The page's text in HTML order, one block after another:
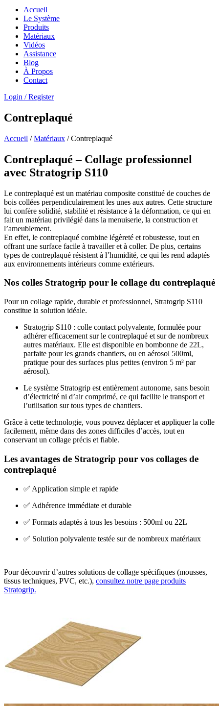
Accueil
Le Système
Produits
Matériaux
Vidéos
Assistance
Blog
À Propos
Contact
Login / Register
Contreplaqué
Accueil /Matériaux /Contreplaqué
Contreplaqué – Collage professionnel
avec Stratogrip S110
Le contreplaqué est un matériau composite constitué de couches de
bois collées perpendiculairement les unes aux autres. Cette structure
lui confère solidité, stabilité et résistance à la déformation, ce qui en
fait un matériau privilégié dans la menuiserie, la construction et
l’ameublement.
En effet, le contreplaqué combine légèreté et robustesse, tout en
offrant une surface facile à travailler et à coller. De plus, certains
types de contreplaqué résistent à l’humidité, ce qui les rend adaptés
aux environnements intérieurs comme extérieurs.
Nos colles Stratogrip pour le collage du contreplaqué
Pour un collage rapide, durable et professionnel, Stratogrip S110
constitue la solution idéale.
Stratogrip S110 : colle contact polyvalente, formulée pour
adhérer efficacement sur le contreplaqué et sur de nombreux
autres matériaux. Elle est disponible en bombonne de 22L,
parfaite pour les grands chantiers, ou en aérosol 500ml,
pratique pour des surfaces plus petites (environ 5 m² par
aérosol).
Le système Stratogrip est entièrement autonome, sans besoin
d’électricité ni d’air comprimé, ce qui facilite le transport et
l’utilisation sur tous types de chantiers.
Grâce à cette technologie, vous pouvez déplacer et appliquer la colle
facilement, même dans des zones difficiles d’accès, tout en
conservant un collage précis et fiable.
Les avantages de Stratogrip pour vos collages de
contreplaqué
✅ Application simple et rapide
✅ Adhérence immédiate et durable
✅ Formats adaptés à tous les besoins : 500ml ou 22L
✅ Solution polyvalente testée sur de nombreux matériaux
Pour découvrir d’autres solutions de collage spécifiques (mousses,
tissus techniques, PVC, etc.), consultez notre page produits
Stratogrip.